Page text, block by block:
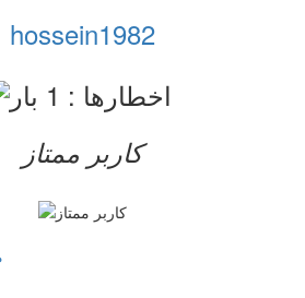
hossein1982
کاربر ممتاز